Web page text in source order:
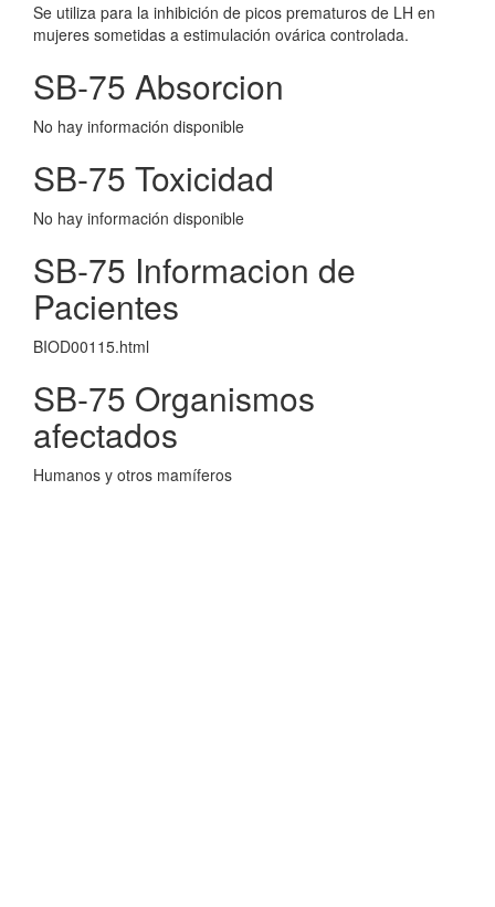
Se utiliza para la inhibición de picos prematuros de LH en
mujeres sometidas a estimulación ovárica controlada.
SB-75 Absorcion
No hay información disponible
SB-75 Toxicidad
No hay información disponible
SB-75 Informacion de
Pacientes
BIOD00115.html
SB-75 Organismos
afectados
Humanos y otros mamíferos